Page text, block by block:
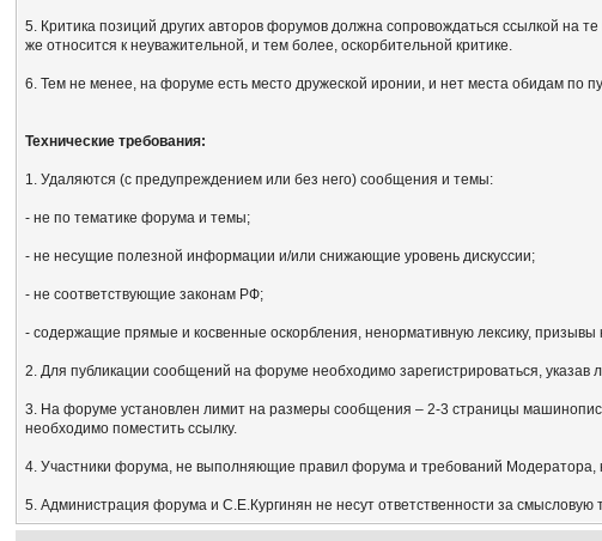
5. Критика позиций других авторов форумов должна сопровождаться ссылкой на
же относится к неуважительной, и тем более, оскорбительной критике.
6. Тем не менее, на форуме есть место дружеской иронии, и нет места обидам по
Технические требования:
1. Удаляются (с предупреждением или без него) сообщения и темы:
- не по тематике форума и темы;
- не несущие полезной информации и/или снижающие уровень дискуссии;
- не соответствующие законам РФ;
- содержащие прямые и косвенные оскорбления, ненормативную лексику, призывы
2. Для публикации сообщений на форуме необходимо зарегистрироваться, указав
3. На форуме установлен лимит на размеры сообщения – 2-3 страницы
необходимо поместить ссылку.
4. Участники форума, не выполняющие правил форума и требований
5. Администрация форума и С.Е.Кургинян не несут ответственности за